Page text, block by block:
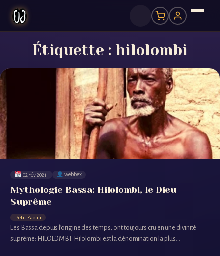
Étiquette : hilolombi
02 Fév 2021 webbex
Mythologie Bassa: Hilolombi, le Dieu
Suprême
Petit Zaouli
Les Bassa depuis l’origine des temps, ont toujours cru en une divinité
suprême: HILOLOMBI. Hilolombi est la dénomination la plus...